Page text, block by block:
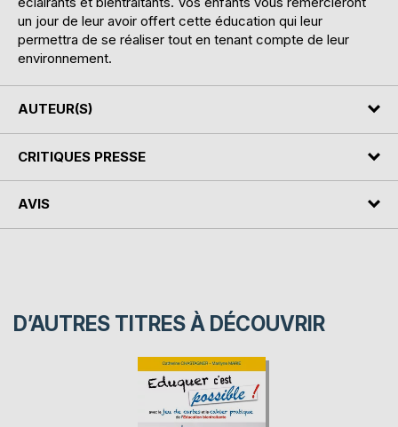
un jour de leur avoir offert cette éducation qui leur
permettra de se réaliser tout en tenant compte de leur
environnement.
AUTEUR(S)
CRITIQUES PRESSE
AVIS
D’AUTRES TITRES À DÉCOUVRIR